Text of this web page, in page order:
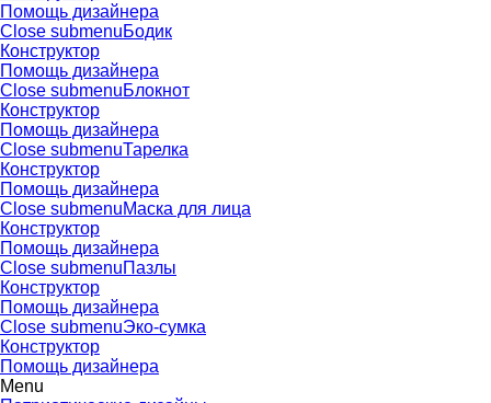
Помощь дизайнера
Close submenuБодик
Конструктор
Помощь дизайнера
Close submenuБлокнот
Конструктор
Помощь дизайнера
Close submenuТарелка
Конструктор
Помощь дизайнера
Close submenuМаска для лица
Конструктор
Помощь дизайнера
Close submenuПазлы
Конструктор
Помощь дизайнера
Close submenuЭко-сумка
Конструктор
Помощь дизайнера
Menu